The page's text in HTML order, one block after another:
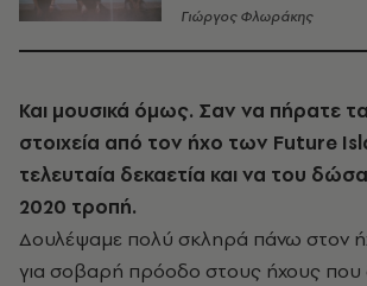
Γιώργος Φλωράκης
Και μουσικά όμως. Σαν να πήρατε
στοιχεία από τον ήχο των Future
τελευταία δεκαετία και να του
2020 τροπή.
Δουλέψαμε πολύ σκληρά πάνω στον
για σοβαρή πρόοδο στους ήχους που